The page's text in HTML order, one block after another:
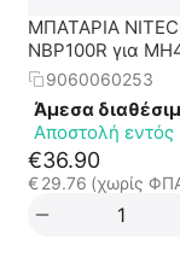
ΜΠΑΤΑΡΙΑ
NBP100R για
9060060253
Άμεσα
Αποστολή
€36.90
€ 29.76 (χωρίς
−